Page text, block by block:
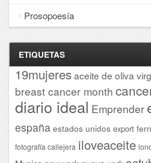
Prosopoesía
ETIQUETAS
19mujeresaceite de oliva
breast cancer month
diario ideal Emprender
españa estados unidos export
fotografía callejera iloveaceite